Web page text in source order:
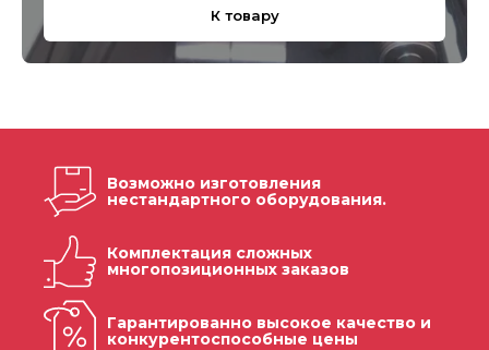
К товару
Возможно изготовления
нестандартного оборудования.
Комплектация сложных
многопозиционных заказов
Гарантированно высокое качество и
конкурентоспособные цены